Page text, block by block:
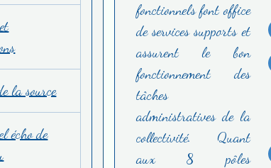
fonctionnels font office
de services supports et
assurent le bon
fonctionnement des
tâches
administratives de la
collectivité. Quant
aux 8 pôles
la source
écho de